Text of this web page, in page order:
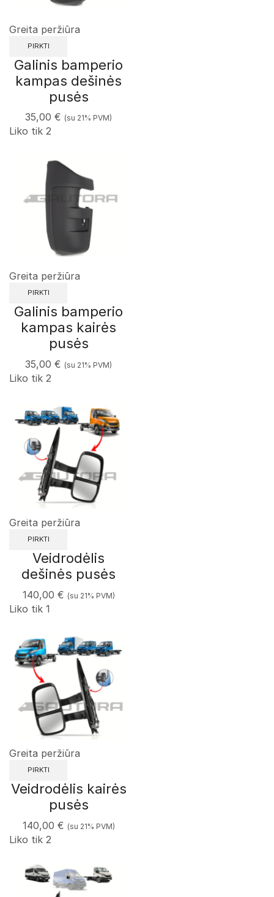
Greita peržiūra
PIRKTI
Galinis bamperio
kampas dešinės
pusės
35,00 € (su 21% PVM)
Liko tik 2
Greita peržiūra
PIRKTI
Galinis bamperio
kampas kairės
pusės
35,00 € (su 21% PVM)
Liko tik 2
Greita peržiūra
PIRKTI
Veidrodėlis
dešinės pusės
140,00 € (su 21% PVM)
Liko tik 1
Greita peržiūra
PIRKTI
Veidrodėlis kairės
pusės
140,00 € (su 21% PVM)
Liko tik 2